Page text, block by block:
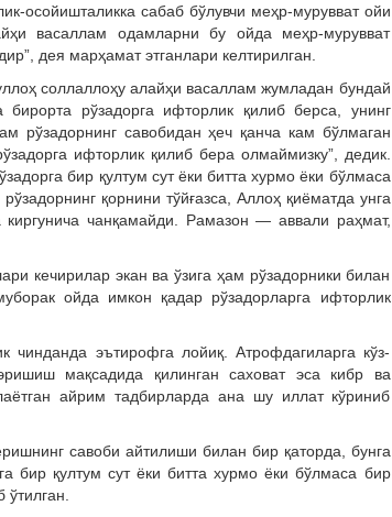
осойишталикка сабаб бўлувчи меҳр-мурувват ойи
васаллам одамларни бу ойда меҳр-мурувват
дея марҳамат этганлари келтирилган.
соллаллоҳу алайҳи васаллам жумладан бундай
рўзадорга ифторлик қилиб берса, унинг
рўзадорнинг савобидан ҳеч қанча кам бўлмаган
ифторлик қилиб бера олмаймизку”, дедик.
бир қултум сут ёки битта хурмо ёки бўлмаса
қорнини тўйғазса, Аллоҳ қиёматда унга
чанқамайди. Рамазон — аввали раҳмат,
кечирилар экан ва ўзига ҳам рўзадорники би­лан
ойда имкон қадар рўзадорларга ифторлик
чинданда эътирофга лойиқ. Атрофдагиларга кўз-
мақсадида қилинган саховат эса кибр ва
айрим тадбирларда ана шу иллат кўриниб
савоби айтилиши билан бир қаторда, бунга
бир қултум сут ёки битта хурмо ёки бўлмаса бир